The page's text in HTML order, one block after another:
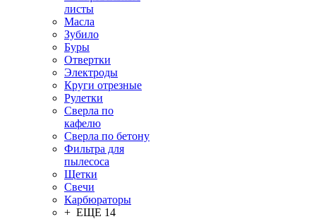
листы
Масла
Зубило
Буры
Отвертки
Электроды
Круги отрезные
Рулетки
Сверла по
кафелю
Сверла по бетону
Фильтра для
пылесоса
Щетки
Свечи
Карбюраторы
+ ЕЩЕ 14